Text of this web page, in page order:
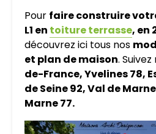
Pour faire construire
L1 en toiture terrasse, en
découvrez ici tous nos
et plan de maison.
de-France, Yvelines 78,
de Seine 92, Val de
Marne 77.